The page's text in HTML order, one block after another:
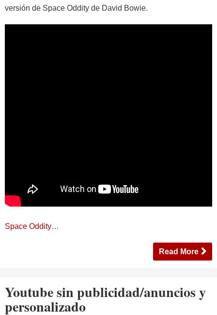
versión de Space Oddity de David Bowie.
Space Oddity…
Read More
Youtube sin publicidad/anuncios y
personalizado